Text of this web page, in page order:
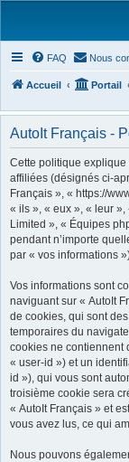
FAQ Nous
Accueil Portail
AutoIt Français -
Cette politique explique
affiliées (désignés ci-
Français », « https://
« ils », « eux », « leur
Limited », « Équipes
pendant n’importe
par « vos informations
Vos informations sont
naviguant sur « AutoIt
de cookies, qui sont
temporaires du
cookies ne contiennent
« user-id ») et un
id »), qui vous sont
troisième cookie sera
« AutoIt Français » et
vous avez lus, ce qui
Nous pouvons